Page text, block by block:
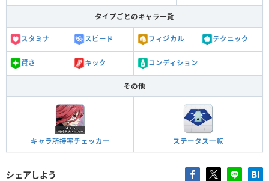
乙夜影汰【最強の飛び道具】
御影玲王【自負と決意の『複
蜂楽廻【かいぶつのいない世界】
ろ】
タイプごとのキャラ一覧
スタミナ スピード フィジカル テクニック
賢さ キック コンディション
その他
キャラ所持率チェッカー ステータス一覧
シェアしよう